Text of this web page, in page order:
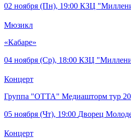
02 ноября (Пн), 19:00 КЗЦ
Мюзикл
«Кабаре»
04 ноября (Ср), 18:00 КЗЦ
Концерт
Группа "ОТТА" Медиашторм тур
05 ноября (Чт), 19:00 Дворец
Концерт